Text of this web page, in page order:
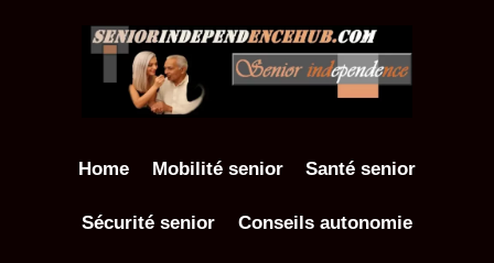
Home Mobilité senior Santé senior
Sécurité senior Conseils autonomie